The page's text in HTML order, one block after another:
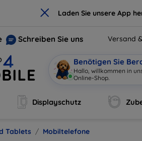
× Laden Sie unsere App
Schreiben Sie uns Versand
Benötigen Sie
Hallo, willkommen in
O|
Displayschutz
Tablets Mobiltelefone